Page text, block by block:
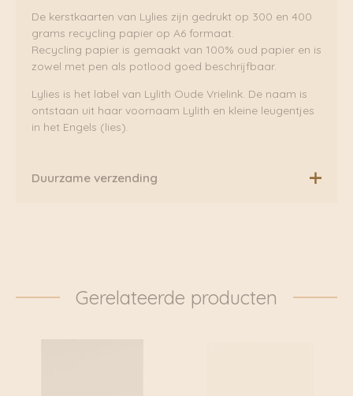
De kerstkaarten van Lylies zijn gedrukt op 300 en 400
grams recycling papier op A6 formaat.
Recycling papier is gemaakt van 100% oud papier en is
zowel met pen als potlood goed beschrijfbaar.
Lylies is het label van Lylith Oude Vrielink. De naam is
ontstaan uit haar voornaam Lylith en kleine leugentjes
in het Engels (lies).
Duurzame verzending
daadwerkelijk met de fiets bezorgd. Klik voor meer
Gerelateerde producten